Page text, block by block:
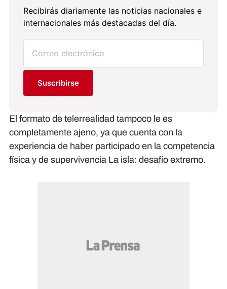
Recibirás diariamente las noticias nacionales e
internacionales más destacadas del día.
Suscribirse
El formato de telerrealidad tampoco le es
completamente ajeno, ya que cuenta con la
experiencia de haber participado en la competencia
física y de supervivencia La isla: desafío extremo.